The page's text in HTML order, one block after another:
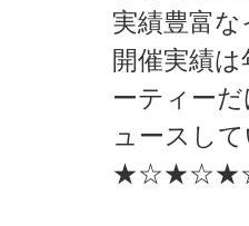
実績豊富
開催実績
ーティー
ュースし